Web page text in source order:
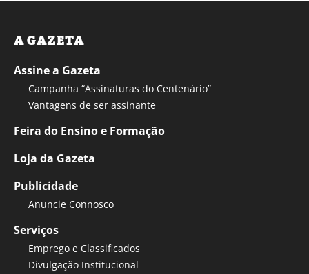
A GAZETA
Assine a Gazeta
Campanha “Assinaturas do Centenário”
Vantagens de ser assinante
Feira do Ensino e Formação
Loja da Gazeta
Publicidade
Anuncie Connosco
Serviços
Emprego e Classificados
Divulgação Institucional